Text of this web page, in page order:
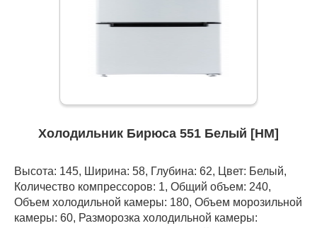
Холодильник Бирюса 551 Белый [НМ]
Высота: 145, Ширина: 58, Глубина: 62, Цвет: Белый,
Количество компрессоров: 1, Общий объем: 240,
Объем холодильной камеры: 180, Объем морозильной
камеры: 60, Разморозка холодильной камеры: